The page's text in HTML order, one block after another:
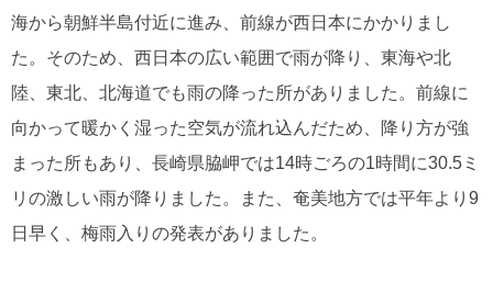
海から朝鮮半島付近に進み、前線が西日本にかかりまし
た。そのため、西日本の広い範囲で雨が降り、東海や北
陸、東北、北海道でも雨の降った所がありました。前線に
向かって暖かく湿った空気が流れ込んだため、降り方が強
まった所もあり、長崎県脇岬では14時ごろの1時間に30.5ミ
リの激しい雨が降りました。また、奄美地方では平年より9
日早く、梅雨入りの発表がありました。